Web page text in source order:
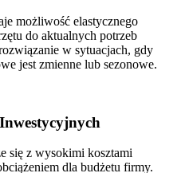
możliwość elastycznego
do aktualnych potrzeb
w sytuacjach, gdy
jest zmienne lub sezonowe.
się z wysokimi kosztami
dla budżetu firmy.